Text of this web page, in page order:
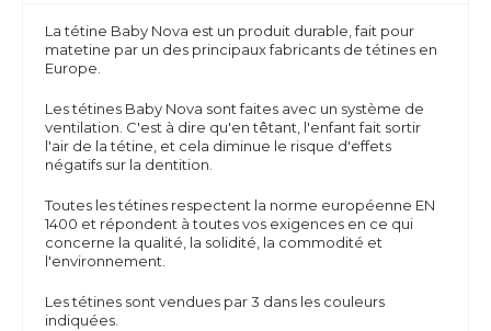
La tétine Baby Nova est un produit durable, fait pour
matetine par un des principaux fabricants de tétines en
Europe.
Les tétines Baby Nova sontfaites avec un système de
ventilation. C'est à dire qu'en têtant, l'enfant fait sortir
l'air de la tétine, et cela diminue le risque d'effets
négatifs sur la dentition.
Toutes les tétines respectent la norme européenne EN
1400 et répondent à toutes vos exigences en ce qui
concerne la qualité, la solidité, la commodité et
l'environnement.
Les tétines sont vendues par 3 dans les couleurs
indiquées.